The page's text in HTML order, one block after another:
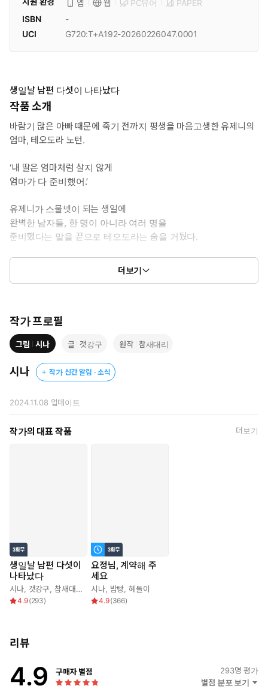
앱 웹 PC뷰어
PAPER
ISBN
-
UCI
G720:T+A192-20260226047.0001
생일날 남편 다섯이 나타났다
작품 소개
바람기 많은 아빠 때문에 죽기 전까지 평생을 마음고생한 유제니의
엄마, 테오도라 노턴.
‘내 딸은 엄마처럼 살지 않게
엄마가 다 준비했어.’
유제니가 스물넷이 되는 생일에
완벽한 남자들, 한 명이 아니라 여러 명을
준비했다는 말을 끝으로 테오도라는 숨을 거뒀다.
그저 아빠의 여성편력이 한이 되어서 남긴 말 정도로 여기고 대수롭
지 않게 여겼다, 아빠가 엄마의 장례식이 끝나자마자 새엄마 아가사
그렇게 6년이 흘러 아빠마저 죽고
유제니가 스물넷의 생일이 되던 날.
아가사와 애폴린에게 부모님의 유산을
전부 뺏길 위기에 놓였을 때,
유제니를 찾아온다.
남부 제독 집안의 친아 오빠, 알프레드.
내려간다.
더보기
작가 프로필
그림 시나 글 갯강구 원작 참새대리
시나 작가 신간 알림 · 소식
2024.11.08 업데이트
작가의 대표 작품 더보기
생일날 남편 다섯이
나타났다
시나, 갯강구 참새대리
4.9(293)
요정님, 계약해 주
세요
시나, 밤빵 혜돌이
4.9(366)
리뷰
4.9 구매자 별점 293명 평가
별점 분포 보기